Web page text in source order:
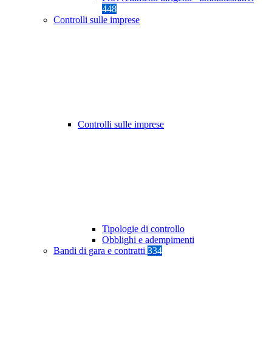
448
Controlli sulle imprese
Controlli sulle imprese
Tipologie di controllo
Obblighi e adempimenti
Bandi di gara e contratti 334